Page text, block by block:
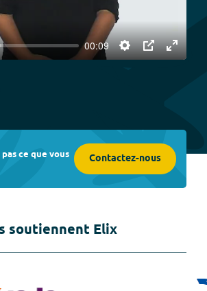
00:09
Settings
PIP
Enter
ce que vous Contactez-nous
soutiennent Elix